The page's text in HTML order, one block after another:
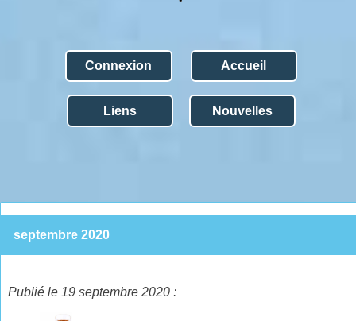
Connexion Accueil
Liens Nouvelles
septembre 2020
Publié le 19 septembre 2020 :